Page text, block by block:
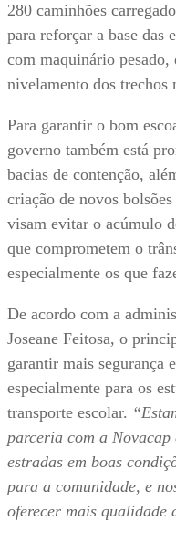
280 caminhões
para reforçar a base das
com maquinário
nivelamento dos trechos
Para garantir o bom
governo também está
bacias de contenção,
criação de novos
visam evitar o acúmulo
que comprometem o
especialmente os que
De acordo com a
Joseane Feitosa, o
garantir mais segurança
especialmente para os
transporte escolar.
parceria com a
estradas em boas
para a comunidade, e
oferecer mais qualidade